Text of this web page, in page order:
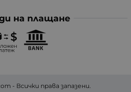
на плащане
- Всички права запазени.